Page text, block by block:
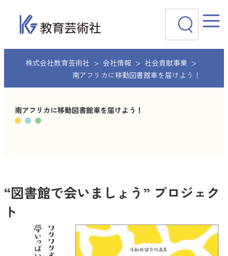
キ
株式会社教育芸術社 会社情報
社会貢献事業
南アフリカに移動図書館車を届けよう！
南アフリカに移動図書館車を届けよう！
“図書館で会いましょう” プロジェク
ト